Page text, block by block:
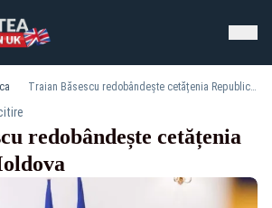
Traian Băsescu redobândește cetățenia Republicii Moldova
redobândește cetățenia